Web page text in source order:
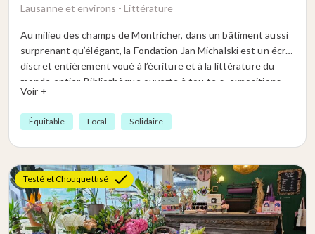
Lausanne et environs -Littérature
Au milieu des champs de Montricher, dans un bâtiment aussi
surprenant qu’élégant, la Fondation Jan Michalski est un écrin
discret entièrement voué à l’écriture et à la littérature du
monde entier. Bibliothèque ouverte à tou·te·s, expositions,
événements, résidences d’écrivain·e·s, prix littéraire
international, café : le lieu se déploie avec une intelligence et
une générosité qui forcent l’admiration. On vient pour une
L’architecture du bâtiment vaut à elle seule le déplacement,
perchée dans la nature vaudoise comme une parenthèse
enchantée. Un de ces endroits que l’on a envie de garder
jalousement pour soi, mais que la conscience Chouquette
Voir +
Équitable Local Solidaire
Testé et Chouquettisé